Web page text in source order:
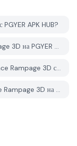
APK HUB?
Бесплатно ли скачивать Tank Race Rampage 3D на PGYER APK HUB?
Нужен ли аккаунт для скачивания Tank Race Rampage 3D с PGYER APK HUB?
Как мне сообщить о проблеме с Tank Race Rampage 3D на PGYER APK HUB?